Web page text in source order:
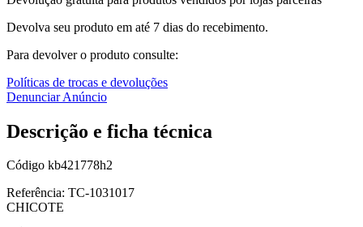
Devolva seu produto em até 7 dias do recebimento.
Para devolver o produto consulte:
Políticas de trocas e devoluções
Denunciar Anúncio
Descrição e ficha técnica
Código kb421778h2
Referência: TC-1031017
CHICOTE